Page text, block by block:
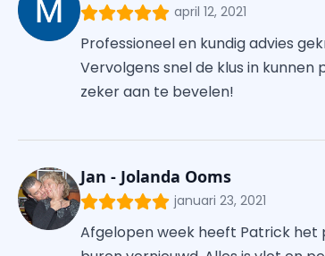
april 12, 2021
Professioneel en kundig advies
Vervolgens snel de klus in
zeker aan te bevelen!
Jan - Jolanda Ooms
januari 23, 2021
Afgelopen week heeft Patrick het